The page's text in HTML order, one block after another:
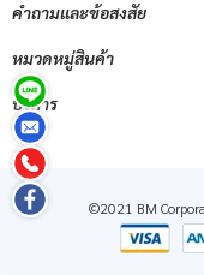
คำถามและข้อสงสัย
หมวดหมู่สินค้า
บริการ
©2021 BM